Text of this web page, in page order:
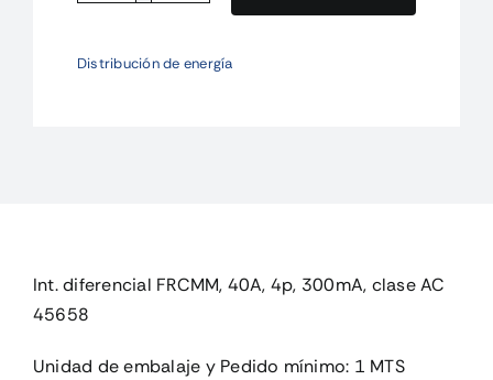
diferencial
Distribución de energía
Int. diferencial FRCMM, 40A, 4p, 300mA, clase AC
45658
Unidad de embalaje y Pedido mínimo: 1 MTS